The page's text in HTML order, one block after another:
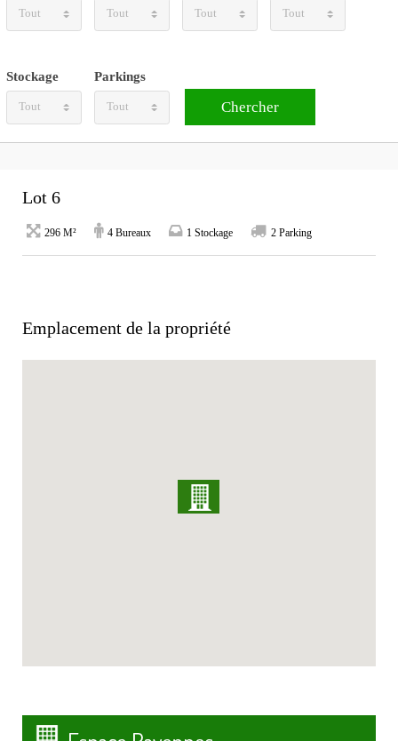
Tout Tout Tout Tout
Stockage
Tout
Parkings
Tout
Lot 6
296 M² 4 Bureaux 1 Stockage 2 Parking
Emplacement de la propriété